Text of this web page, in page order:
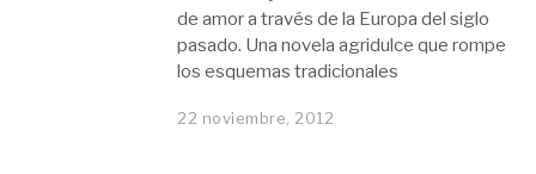
de amor a través de la Europa del siglo
pasado. Una novela agridulce que rompe
los esquemas tradicionales
22 noviembre, 2012